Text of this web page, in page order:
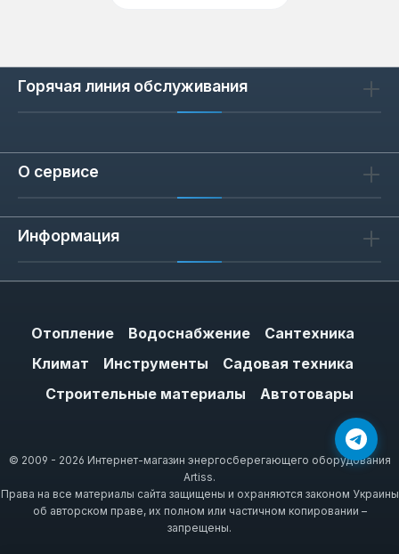
M10, M12) и длине (от 100 до 400 мм). Для
80-100 литров — 250-350 мм. Перед
каталогу: артикул анода указан в
инструкции к бойлеру. Неподходящий по
резьбе анод не обеспечит герметичности.
Как выбрать анод для бойлера
Ariston
Если вода в вашем регионе жёсткая
эффективнее связывает ионы. Для мягкой
воды подходит титановый анод — он не
требует замены 5-7 лет. При замене анода
также проверьте состояние прокладки
Горячая линия обслуживания
О сервисе
Информация
Отопление Водоснабжение
Сантехника
Климат
Инструменты
Садовая техника
Строительные материалы
Автотовары
© 2009 - 2026 Интернет-магазин энергосберегающего оборудования
Artiss.
Права на все материалы сайта защищены и охраняются законом Украины
об авторском праве, их полном или частичном копировании –
запрещены.